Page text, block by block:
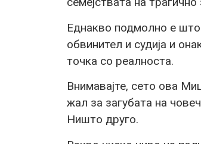
Еднакво подмолно е
обвинител и судија и
точка со реалноста.
Внимавајте, сето ова
жал за загубата на
Ништо друго.